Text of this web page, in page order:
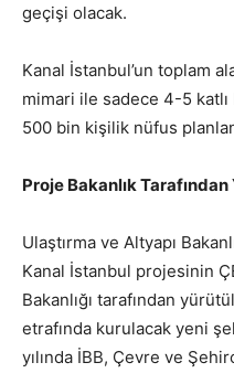
geçişi olacak.
Kanal İstanbul’un toplam
mimari ile sadece 4-5
500 bin kişilik nüfus
Proje Bakanlık
Ulaştırma ve Altyapı
Kanal İstanbul projesinin
Bakanlığı tarafından
etrafında kurulacak yeni
yılında İBB, Çevre ve